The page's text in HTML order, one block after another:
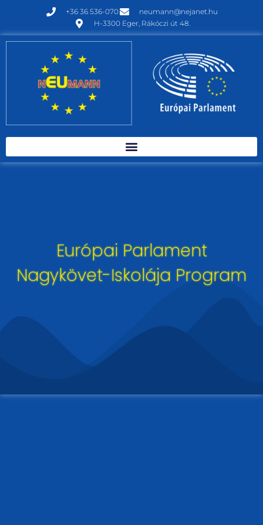
+36 36 536-070
neumann@nejanet.hu
H-3300 Eger, Rákóczi út 48.
Európai Parlament
Nagykövet-Iskolája Program